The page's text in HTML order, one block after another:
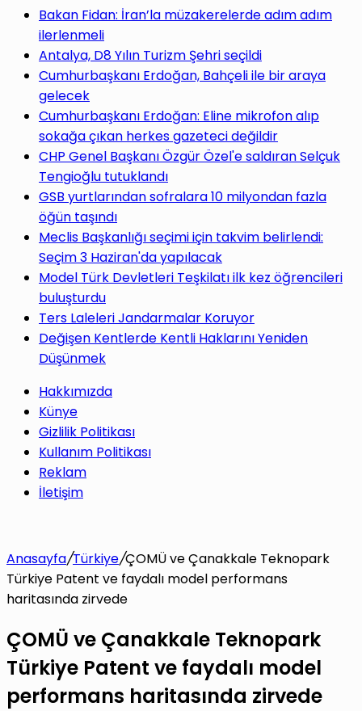
yap
...
Bakan Fidan: İran’la müzakerelerde adım adım
ilerlenmeli
Antalya, D8 Yılın Turizm Şehri seçildi
Cumhurbaşkanı Erdoğan, Bahçeli ile bir araya
gelecek
Cumhurbaşkanı Erdoğan: Eline mikrofon alıp
sokağa çıkan herkes gazeteci değildir
CHP Genel Başkanı Özgür Özel'e saldıran Selçuk
Tengioğlu tutuklandı
GSB yurtlarından sofralara 10 milyondan fazla
öğün taşındı
Meclis Başkanlığı seçimi için takvim belirlendi:
Seçim 3 Haziran'da yapılacak
Model Türk Devletleri Teşkilatı ilk kez öğrencileri
buluşturdu
Ters Laleleri Jandarmalar Koruyor
Değişen Kentlerde Kentli Haklarını Yeniden
Düşünmek
Hakkımızda
Künye
Gizlilik Politikası
Kullanım Politikası
Reklam
İletişim
Anasayfa/Türkiye/ÇOMÜ ve Çanakkale Teknopark
Türkiye Patent ve faydalı model performans
haritasında zirvede
ÇOMÜ ve Çanakkale Teknopark
Türkiye Patent ve faydalı model
performans haritasında zirvede